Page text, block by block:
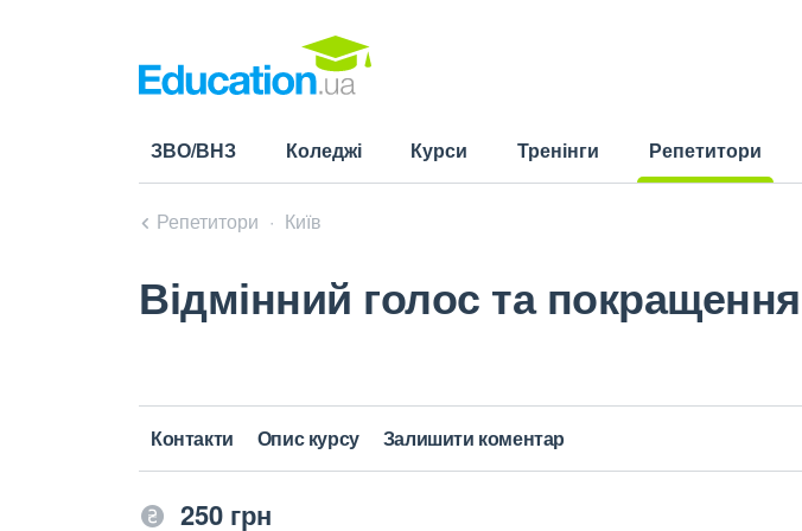
ЗВО/ВНЗ Коледжі Курси Тренінги
Репетитори
Репетитори Київ
Відмінний голос та покращення
Контакти Опис курсу Залишити коментар
250 грн